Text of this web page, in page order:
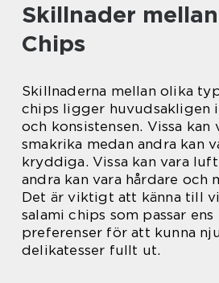
Skillnader
Chips
Skillnaderna mellan olika
chips ligger huvudsakligen
och konsistensen. Vissa kan
smakrika medan andra kan
kryddiga. Vissa kan vara
andra kan vara hårdare och
Det är viktigt att känna till
salami chips som passar
preferenser för att kunna
delikatesser fullt ut.